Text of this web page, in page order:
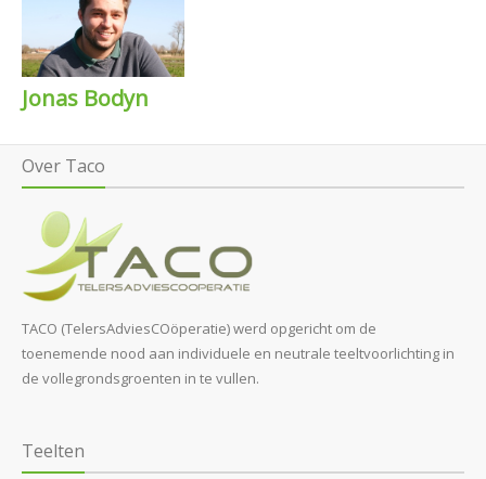
Jonas Bodyn
Over Taco
TACO (TelersAdviesCOöperatie) werd opgericht om de
toenemende nood aan individuele en neutrale teeltvoorlichting in
de vollegrondsgroenten in te vullen.
Teelten